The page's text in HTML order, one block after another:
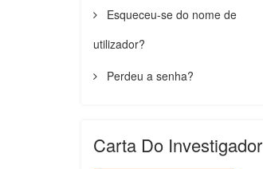
Esqueceu-se do nome de
utilizador?
Perdeu a senha?
Carta Do Investigador